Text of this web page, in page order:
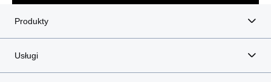
Produkty
Usługi